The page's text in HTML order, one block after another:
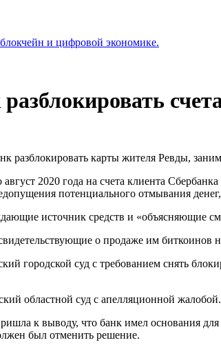
и цифровой экономике.
разблокировать карты жителя Ревды,
август 2020 года на счета клиента
потенциального отмывания
источник средств и «объясняющие
о продаже им
городской суд с требованием снять
областной суд с апелляционной жалобой.
к выводу, что банк имел основания
был отменить решение.